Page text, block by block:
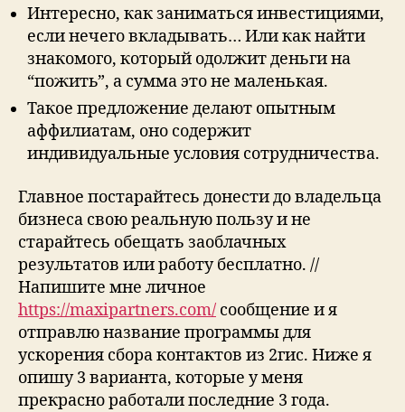
Интересно, как заниматься инвестициями,
если нечего вкладывать… Или как найти
знакомого, который одолжит деньги на
“пожить”, а сумма это не маленькая.
Такое предложение делают опытным
аффилиатам, оно содержит
индивидуальные условия сотрудничества.
Главное постарайтесь донести до владельца
бизнеса свою реальную пользу и не
старайтесь обещать заоблачных
результатов или работу бесплатно. //
Напишите мне личное
https://maxipartners.com/ сообщение и я
отправлю название программы для
ускорения сбора контактов из 2гис. Ниже я
опишу 3 варианта, которые у меня
прекрасно работали последние 3 года.